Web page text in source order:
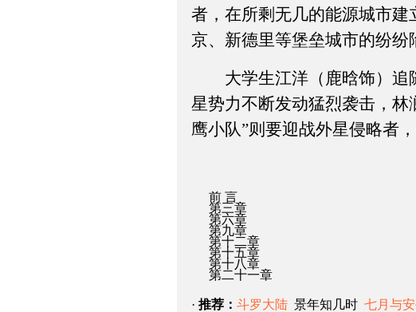
者，在所剩无几的能源城市建
京、新德里等堡垒城市的纷纷
大学生江洋（鹿晗饰）追
星势力不断发动猛烈袭击，
鹰小队”则要迎战外星侵略者
前 言
第三章
第六章
第九章
第十二章
第十五章
第十八章
第二十一章
· 推荐： 斗罗大陆 景年知几时 七月与